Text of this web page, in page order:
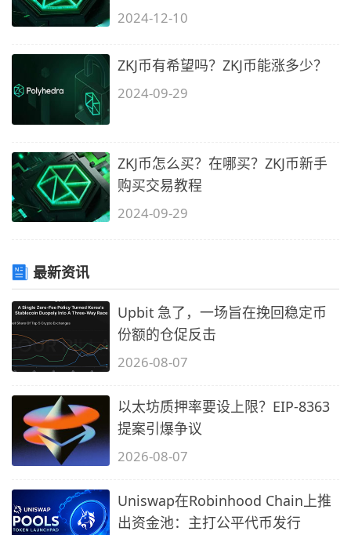
2024-12-10
ZKJ币有希望吗？ZKJ币能涨多少？
2024-09-29
ZKJ币怎么买？在哪买？ZKJ币新手
购买交易教程
2024-09-29
最新资讯
Upbit 急了，一场旨在挽回稳定币
份额的仓促反击
2026-08-07
以太坊质押率要设上限？EIP-8363
提案引爆争议
2026-08-07
Uniswap在Robinhood Chain上推
出资金池：主打公平代币发行